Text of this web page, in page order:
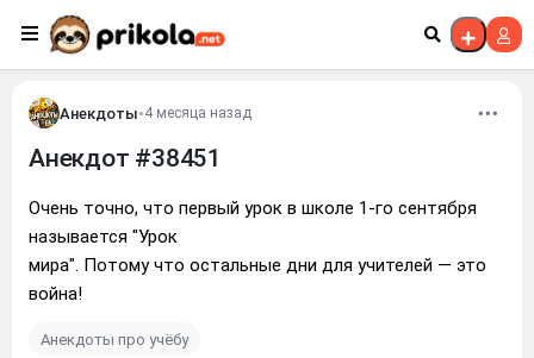
Перейти к контенту
Анекдоты•4 месяца назад
Анекдот #38451
Очень точно, что первый урок в школе 1-го сентября
называется "Урок
мира". Потому что остальные дни для учителей — это
война!
Анекдоты про учёбу